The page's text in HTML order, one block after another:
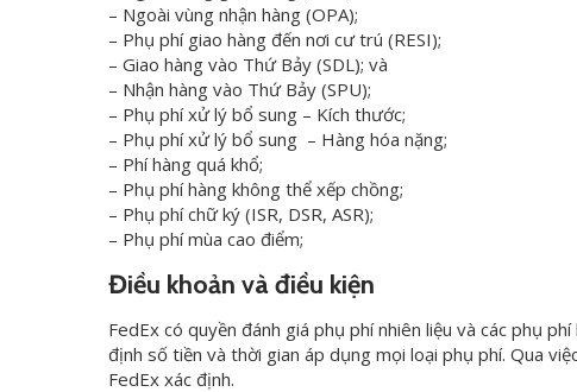
– Ngoài vùng nhận hàng (OPA);
– Phụ phí giao hàng đến nơi cư trú (RESI);
– Giao hàng vào Thứ Bảy (SDL); và
– Nhận hàng vào Thứ Bảy (SPU);
– Phụ phí xử lý bổ sung – Kích thước;
– Phụ phí xử lý bổ sung – Hàng hóa nặng;
– Phí hàng quá khổ;
– Phụ phí hàng không thể xếp chồng;
– Phụ phí chữ ký (ISR, DSR, ASR);
– Phụ phí mùa cao điểm;
Điều khoản và điều kiện
FedEx có quyền đánh giá phụ phí nhiên liệu và các phụ
định số tiền và thời gian áp dụng mọi loại phụ phí. Qua
FedEx xác định.